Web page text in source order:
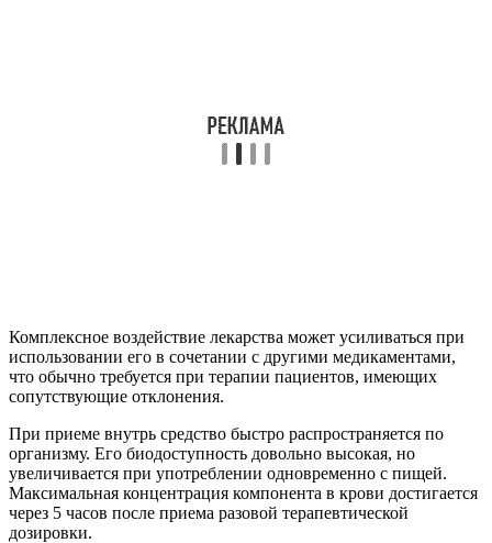
Комплексное воздействие лекарства может усиливаться при
использовании его в сочетании с другими медикаментами,
что обычно требуется при терапии пациентов, имеющих
сопутствующие отклонения.
При приеме внутрь средство быстро распространяется по
организму. Его биодоступность довольно высокая, но
увеличивается при употреблении одновременно с пищей.
Максимальная концентрация компонента в крови достигается
через 5 часов после приема разовой терапевтической
дозировки.